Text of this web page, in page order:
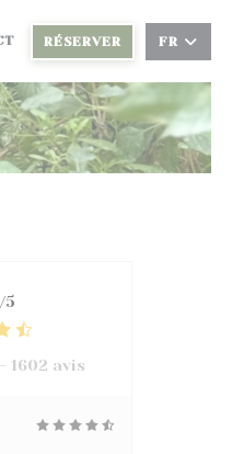
FENÊTRE))
RÉSERVER FR
/5
1602 avis